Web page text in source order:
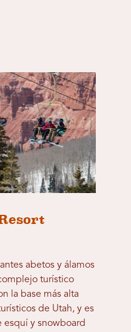
abetos y álamos
turístico
la base más alta
de Utah, y es
y snowboard